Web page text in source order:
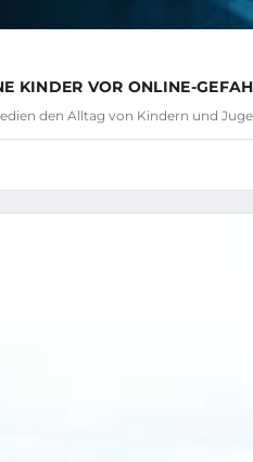
KINDER VOR ONLINE-
den Alltag von Kindern und